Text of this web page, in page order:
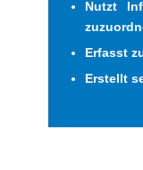
Nutzt
Erfasst
Erstellt